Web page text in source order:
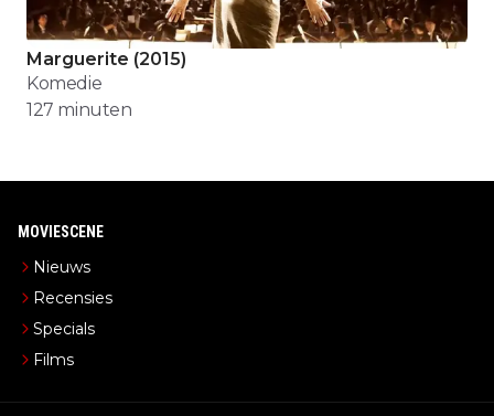
Marguerite (2015)
Komedie
127 minuten
MOVIESCENE
Nieuws
Recensies
Specials
Films